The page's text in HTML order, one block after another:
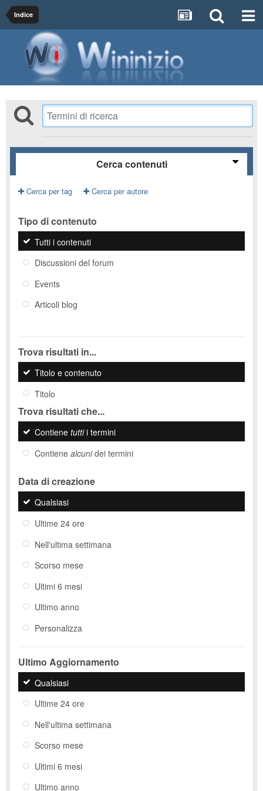
Indice
Cerca contenuti
Cerca per tag Cerca per autore
Tipo di contenuto
Tutti i contenuti
Discussioni del forum
Events
Articoli blog
Trova risultati in...
Titolo e contenuto
Titolo
Trova risultati che...
Contiene tuttii termini
Contiene alcunidei termini
Data di creazione
Qualsiasi
Ultime 24 ore
Nell'ultima settimana
Scorso mese
Ultimi 6 mesi
Ultimo anno
Personalizza
Ultimo Aggiornamento
Qualsiasi
Ultime 24 ore
Nell'ultima settimana
Scorso mese
Ultimi 6 mesi
Ultimo anno